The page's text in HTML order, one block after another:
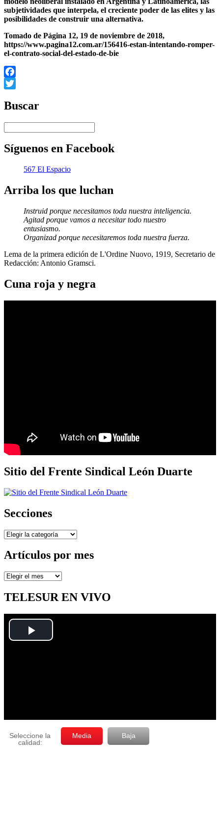
subjetividades que interpela, el creciente poder de las elites y las
posibilidades de construir una alternativa.
Tomado de Página 12, 19 de noviembre de 2018,
https://www.pagina12.com.ar/156416-estan-intentando-romper-
el-contrato-social-del-estado-de-bie
Facebook
Buscar
Síguenos en Facebook
567 El Espacio
Arriba los que luchan
Instruid porque necesitamos toda nuestra inteligencia.
Agitad porque vamos a necesitar todo nuestro
entusiasmo.
Organizad porque necesitaremos toda nuestra fuerza.
Lema de la primera edición de L'Ordine Nuovo, 1919, Secretario de
Redacción: Antonio Gramsci.
Cuna roja y negra
Sitio del Frente Sindical León Duarte
Secciones
Secciones
Artículos por mes
Artículos
mes
TELESUR EN VIVO